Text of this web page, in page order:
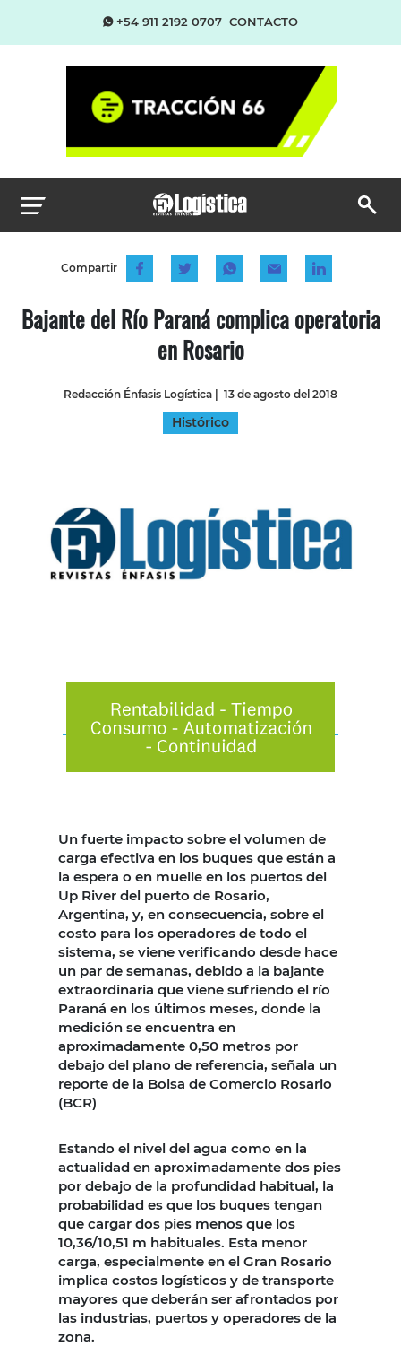
+54 911 2192 0707 CONTACTO
Compartir
Bajante del Río Paraná complica operatoria
en Rosario
Redacción Énfasis Logística | 13 de agosto del 2018
Histórico
Un fuerte impacto sobre el volumen de
carga efectiva en los buques que están a
la espera o en muelle en los puertos del
Up River del puerto de Rosario,
Argentina, y, en consecuencia, sobre el
costo para los operadores de todo el
sistema, se viene verificando desde hace
un par de semanas, debido a la bajante
extraordinaria que viene sufriendo el río
Paraná en los últimos meses, donde la
medición se encuentra en
aproximadamente 0,50 metros por
debajo del plano de referencia, señala un
reporte de la Bolsa de Comercio Rosario
(BCR)
Estando el nivel del agua como en la
actualidad en aproximadamente dos pies
por debajo de la profundidad habitual, la
probabilidad es que los buques tengan
que cargar dos pies menos que los
10,36/10,51 m habituales. Esta menor
carga, especialmente en el Gran Rosario
implica costos logísticos y de transporte
mayores que deberán ser afrontados por
las industrias, puertos y operadores de la
zona.